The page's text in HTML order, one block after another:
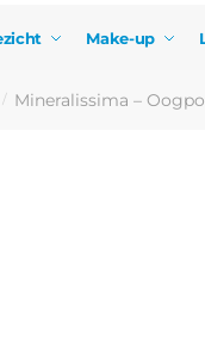
Make-up
/ Mineralissima –